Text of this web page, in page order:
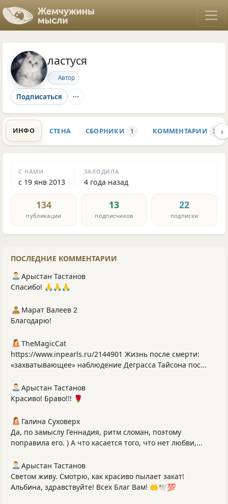
ластуся
Автор
Подписаться
ИНФО СТЕНА СБОРНИКИ 1 КОММЕНТАРИИ 310
›
С НАМИ
с 19 янв 2013
ЗАХОДИЛА
4 года назад
134
публикации
13
подписчиков
22
подписки
ПОСЛЕДНИЕ КОММЕНТАРИИ
Арыстан Тастанов
Спасибо! 🙏🙏🙏
Марат Валеев 2
Благодарю!
TheMagicCat
https://www.inpearls.ru/2144901 Жизнь после смерти:
«захватывающее» наблюдение Деграсса Тайсона пос...
Арыстан Тастанов
Красиво! Браво!!! 🌹
Галина Суховерх
Да, по замыслу Геннадия, ритм сломан, поэтому
поправила его. ) А что касается того, что нет любви,...
Арыстан Тастанов
Светом живу. Смотрю, как красиво пылает закат!
Альбина, здравствуйте! Всех Благ Вам! 🤲🕊️💯